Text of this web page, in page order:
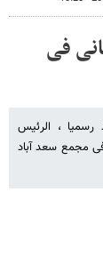
فی
رسمیا ، الرئیس
مجمع سعد آباد